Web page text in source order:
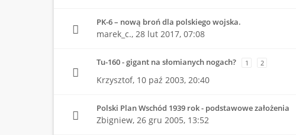
PK-6 – nową broń dla polskiego wojska.
marek_c., 28 lut 2017, 07:08
Tu-160 - gigant na słomianych nogach? 1 2
Krzysztof, 10 paź 2003, 20:40
Polski Plan Wschód 1939 rok - podstawowe założenia
Zbigniew, 26 gru 2005, 13:52